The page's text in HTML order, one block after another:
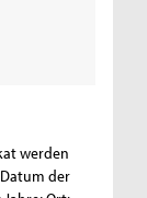
werden
der